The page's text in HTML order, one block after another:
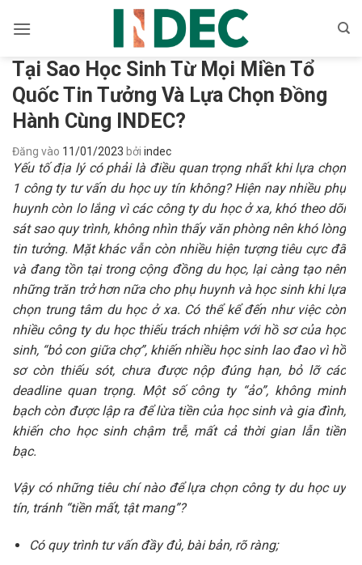
qua
dungTại Sao Học Sinh Từ Mọi Miền Tổ
Quốc Tin Tưởng Và Lựa Chọn Đồng
Hành Cùng INDEC?
Đăng vào 11/01/2023 bởi indec
Yếu tố địa lý có phải là điều quan trọng nhất khi lựa chọn
1 công ty tư vấn du học uy tín không? Hiện nay nhiều phụ
huynh còn lo lắng vì các công ty du học ở xa, khó theo dõi
sát sao quy trình, không nhìn thấy văn phòng nên khó lòng
tin tưởng. Mặt khác vẫn còn nhiều hiện tượng tiêu cực đã
và đang tồn tại trong cộng đồng du học, lại càng tạo nên
những trăn trở hơn nữa cho phụ huynh và học sinh khi lựa
chọn trung tâm du học ở xa. Có thể kể đến như việc còn
nhiều công ty du học thiếu trách nhiệm với hồ sơ của học
sinh, “bỏ con giữa chợ”, khiến nhiều học sinh lao đao vì hồ
sơ còn thiếu sót, chưa được nộp đúng hạn, bỏ lỡ các
deadline quan trọng. Một số công ty “ảo”, không minh
bạch còn được lập ra để lừa tiền của học sinh và gia đình,
khiến cho học sinh chậm trễ, mất cả thời gian lẫn tiền
bạc.
Vậy có những tiêu chí nào để lựa chọn công ty du học uy
tín, tránh “tiền mất, tật mang”?
Có quy trình tư vấn đầy đủ, bài bản, rõ ràng;